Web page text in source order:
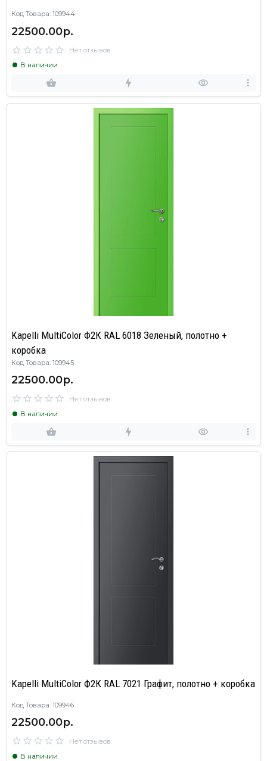
Код Товара: 109944
22500.00р.
Нет отзывов
В наличии
Kapelli MultiColor Ф2К RAL 6018 Зеленый, полотно +
коробка
Код Товара: 109945
22500.00р.
Нет отзывов
В наличии
Kapelli MultiColor Ф2К RAL 7021 Графит, полотно + коробка
Код Товара: 109946
22500.00р.
Нет отзывов
В наличии